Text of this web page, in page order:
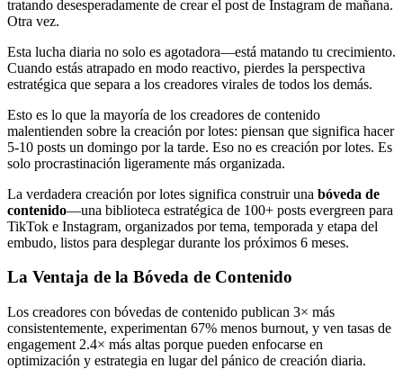
tratando desesperadamente de crear el post de Instagram de mañana.
Otra vez.
Esta lucha diaria no solo es agotadora—está matando tu crecimiento.
Cuando estás atrapado en modo reactivo, pierdes la perspectiva
estratégica que separa a los creadores virales de todos los demás.
Esto es lo que la mayoría de los creadores de contenido
malentienden sobre la creación por lotes: piensan que significa hacer
5-10 posts un domingo por la tarde. Eso no es creación por lotes. Es
solo procrastinación ligeramente más organizada.
La verdadera creación por lotes significa construir una bóveda de
contenido—una biblioteca estratégica de 100+ posts evergreen para
TikTok e Instagram, organizados por tema, temporada y etapa del
embudo, listos para desplegar durante los próximos 6 meses.
La Ventaja de la Bóveda de Contenido
Los creadores con bóvedas de contenido publican 3× más
consistentemente, experimentan 67% menos burnout, y ven tasas de
engagement 2.4× más altas porque pueden enfocarse en
optimización y estrategia en lugar del pánico de creación diaria.